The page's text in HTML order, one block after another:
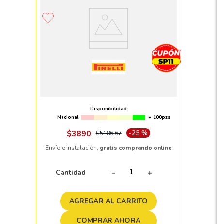
Disponibilidad
Nacional
+ 100pzs
$3890 $5186.67 -25 %
Envío e instalación, gratis comprando online
Cantidad ＋
－
AGREGAR AL CARRITO
COMPRAR AHORA